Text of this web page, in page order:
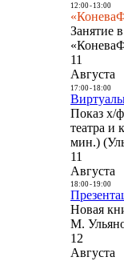
12:00- 13:00
Занятие
11
Августа
17:00- 18:00
Показ х/
театра и
мин.)
11
Августа
18:00- 19:00
Новая
М.
12
Августа